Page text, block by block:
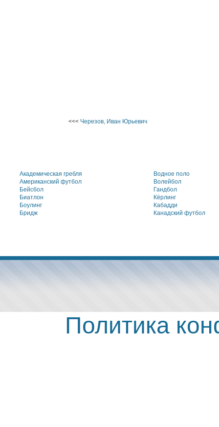
<<< Черезов, Иван Юрьевич
Академическая гребля
Американский футбол
Бейсбол
Биатлон
Боулинг
Бридж
Водное поло
Волейбол
Гандбол
Кёрлинг
Кабадди
Канадский футбол
Политика